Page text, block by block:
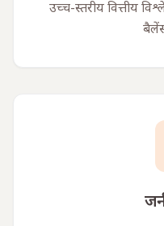
उच्च-स्तरीय वित्तीय
बैलेंस